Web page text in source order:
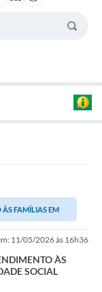
ÀS FAMÍLIAS EM
11/05/2026 às 16h36
ÀS
SOCIAL